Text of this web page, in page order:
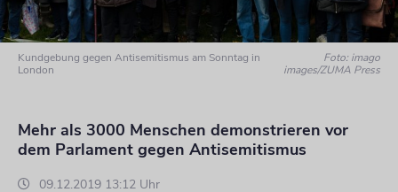
Kundgebung gegen Antisemitismus am Sonntag in
London
Foto: imago
images/ZUMA Press
Mehr als 3000 Menschen demonstrieren vor
dem Parlament gegen Antisemitismus
09.12.2019 13:12 Uhr